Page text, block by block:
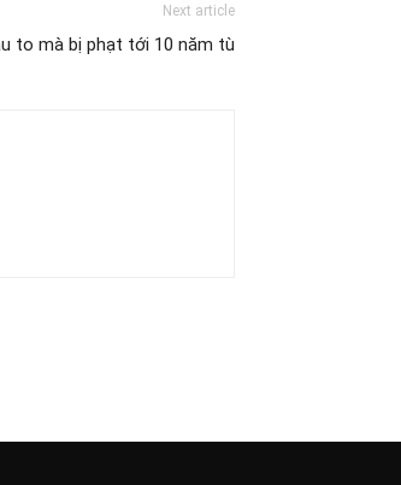
Next article
to mà bị phạt tới 10 năm tù